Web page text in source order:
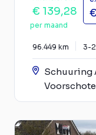
€ 139,28
per maand
96.449 km 3-
Schuuring